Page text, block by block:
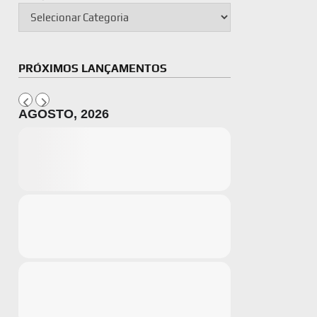
PRÓXIMOS LANÇAMENTOS
AGOSTO, 2026